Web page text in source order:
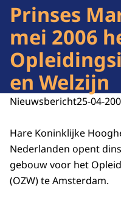
Prinses
mei 2006
en Welzijn
Nieuwsbericht25-04-
Hare Koninklijke
Nederlanden opent
gebouw voor het
(OZW) te Amsterdam.